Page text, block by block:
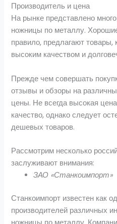
Производитель и цена
На рынке представлено
ножницы по металлу.
правило, предлагают товары,
высоким качеством и
Прежде чем совершать
отзывы и обзоры на
цены. Не всегда высокая
качество, однако следует
дешевых товаров.
Рассмотрим несколько
заслуживают внимания:
ЗАО «Станкоимпорт»
Станкоимпорт известен как
производителей различных